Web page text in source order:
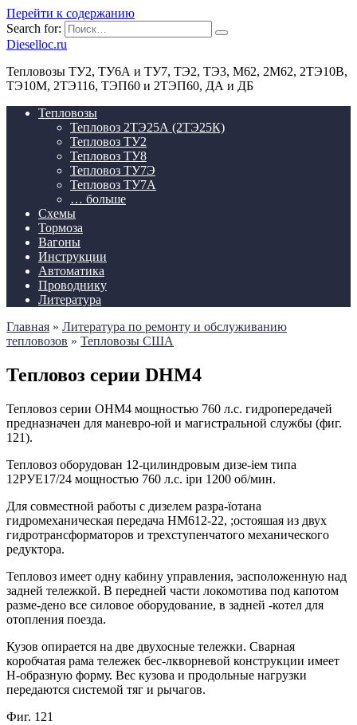
Перейти к содержанию
Search for:
Dieselloc.ru
Тепловозы ТУ2, ТУ6А и ТУ7, ТЭ2, ТЭ3, М62, 2М62, 2ТЭ10В,
ТЭ10М, 2ТЭ116, ТЭП60 и 2ТЭП60, ДА и ДБ
Тепловозы
Тепловоз 2ТЭ25А (2ТЭ25К)
Тепловоз ТУ2
Тепловоз ТУ8
Тепловоз ТУ7Э
Тепловоз ТУ7А
… больше
Схемы
Тормоза
Вагоны
Инструкции
Автоматика
Проводнику
Литература
Главная » Литература по ремонту и обслуживанию
тепловозов » Тепловозы США
Тепловоз серии DHM4
Тепловоз серии ОНМ4 мощностью 760 л.с. гидропередачей
предназначен для маневро-юй и магистральной службы (фиг.
121).
Тепловоз оборудован 12-цилиндровым дизе-іем типа
12РУЕ17/24 мощностью 760 л.с. іри 1200 об/мин.
Для совместной работы с дизелем разра-їотана
гидромеханическая передача НМ612-22, ;остояшая из двух
гидротрансформаторов и трехступенчатого механического
редуктора.
Тепловоз имеет одну кабину управления, эасположенную над
задней тележкой. В передней части локомотива под капотом
разме-дено все силовое оборудование, в задней -котел для
отопления поезда.
Кузов опирается на две двухосные тележки. Сварная
коробчатая рама тележек бес-лкворневой конструкции имеет
Н-образную форму. Вес кузова и продольные нагрузки
передаются системой тяг и рычагов.
Фиг. 121